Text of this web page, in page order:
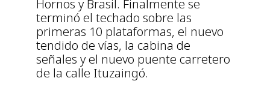
Hornos y Brasil. Finalmente se
terminó el techado sobre las
primeras 10 plataformas, el nuevo
tendido de vías, la cabina de
señales y el nuevo puente carretero
de la calle Ituzaingó.